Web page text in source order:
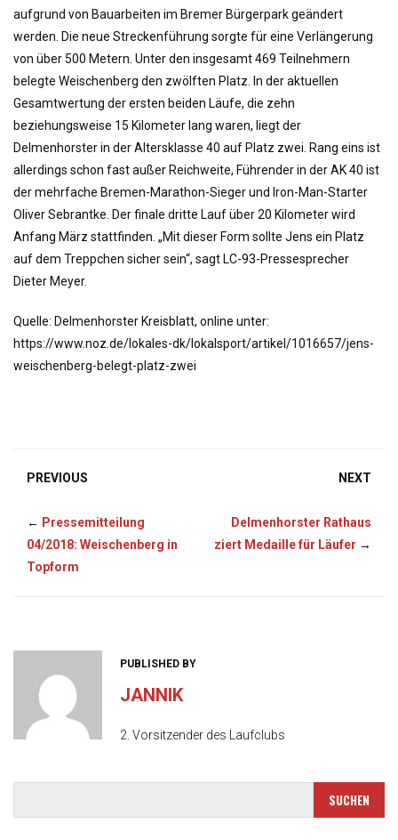
aufgrund von Bauarbeiten im Bremer Bürgerpark geändert
werden. Die neue Streckenführung sorgte für eine Verlängerung
von über 500 Metern. Unter den insgesamt 469 Teilnehmern
belegte Weischenberg den zwölften Platz. In der aktuellen
Gesamtwertung der ersten beiden Läufe, die zehn
beziehungsweise 15 Kilometer lang waren, liegt der
Delmenhorster in der Altersklasse 40 auf Platz zwei. Rang eins ist
allerdings schon fast außer Reichweite, Führender in der AK 40 ist
der mehrfache Bremen-Marathon-Sieger und Iron-Man-Starter
Oliver Sebrantke. Der finale dritte Lauf über 20 Kilometer wird
Anfang März stattfinden. „Mit dieser Form sollte Jens ein Platz
auf dem Treppchen sicher sein“, sagt LC-93-Pressesprecher
Dieter Meyer.
Quelle: Delmenhorster Kreisblatt, online unter:
https://www.noz.de/lokales-dk/lokalsport/artikel/1016657/jens-
weischenberg-belegt-platz-zwei
PREVIOUS
← Pressemitteilung
04/2018: Weischenberg in
Topform
NEXT
Delmenhorster Rathaus
ziert Medaille für Läufer →
PUBLISHED BY
JANNIK
2. Vorsitzender des Laufclubs